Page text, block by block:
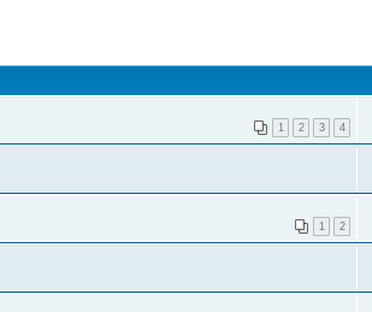
1 2 3 4
1 2